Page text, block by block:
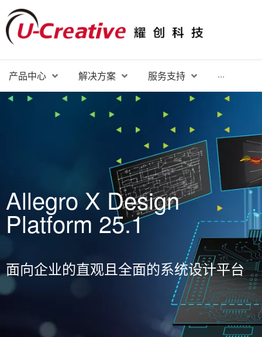
产品中心 解决方案 服务支持 ···
Allegro X Design
Platform 25.1
面向企业的直观且全面的系统设计平台